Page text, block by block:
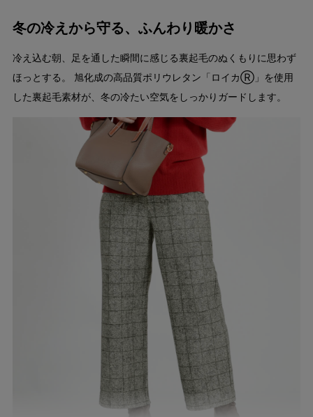
冬の冷えから守る、ふんわり暖かさ
冷え込む朝、足を通した瞬間に感じる裏起毛のぬくもりに思わず
ほっとする。 旭化成の高品質ポリウレタン「ロイカⓇ」を使用
した裏起毛素材が、冬の冷たい空気をしっかりガードします。